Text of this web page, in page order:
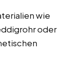
wie
oder